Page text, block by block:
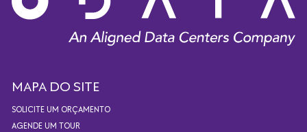
MAPA DO SITE
SOLICITE UM ORÇAMENTO
AGENDE UM TOUR